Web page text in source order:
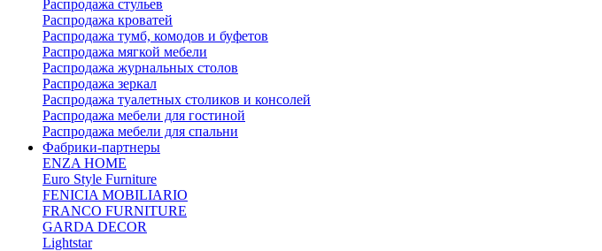
Распродажа стульев
Распродажа кроватей
Распродажа тумб, комодов и буфетов
Распродажа мягкой мебели
Распродажа журнальных столов
Распродажа зеркал
Распродажа туалетных столиков и консолей
Распродажа мебели для гостиной
Распродажа мебели для спальни
Фабрики-партнеры
ENZA HOME
Euro Style Furniture
FENICIA MOBILIARIO
FRANCO FURNITURE
GARDA DECOR
Lightstar